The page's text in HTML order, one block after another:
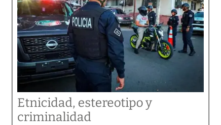
Etnicidad, estereotipo y
criminalidad